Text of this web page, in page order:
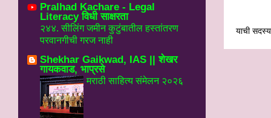
याची
Pralhad Kachare - Legal
Literacy विधी साक्षरता
२४४. सीलिंग जमीन कुटुंबातील हस्तांतरण
परवानगीची गरज नाही
Shekhar Gaikwad, IAS || शेखर
गायकवाड, भाप्रसे
मराठी साहित्य संमेलन २०२६